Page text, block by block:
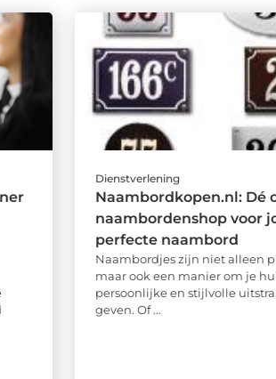
Dienstverlening
Naambordkopen.nl: Dé
naambordenshop voor
perfecte naambord
Naambordjes zijn niet alleen
maar ook een manier om je
persoonlijke en stijlvolle
geven. Of ...